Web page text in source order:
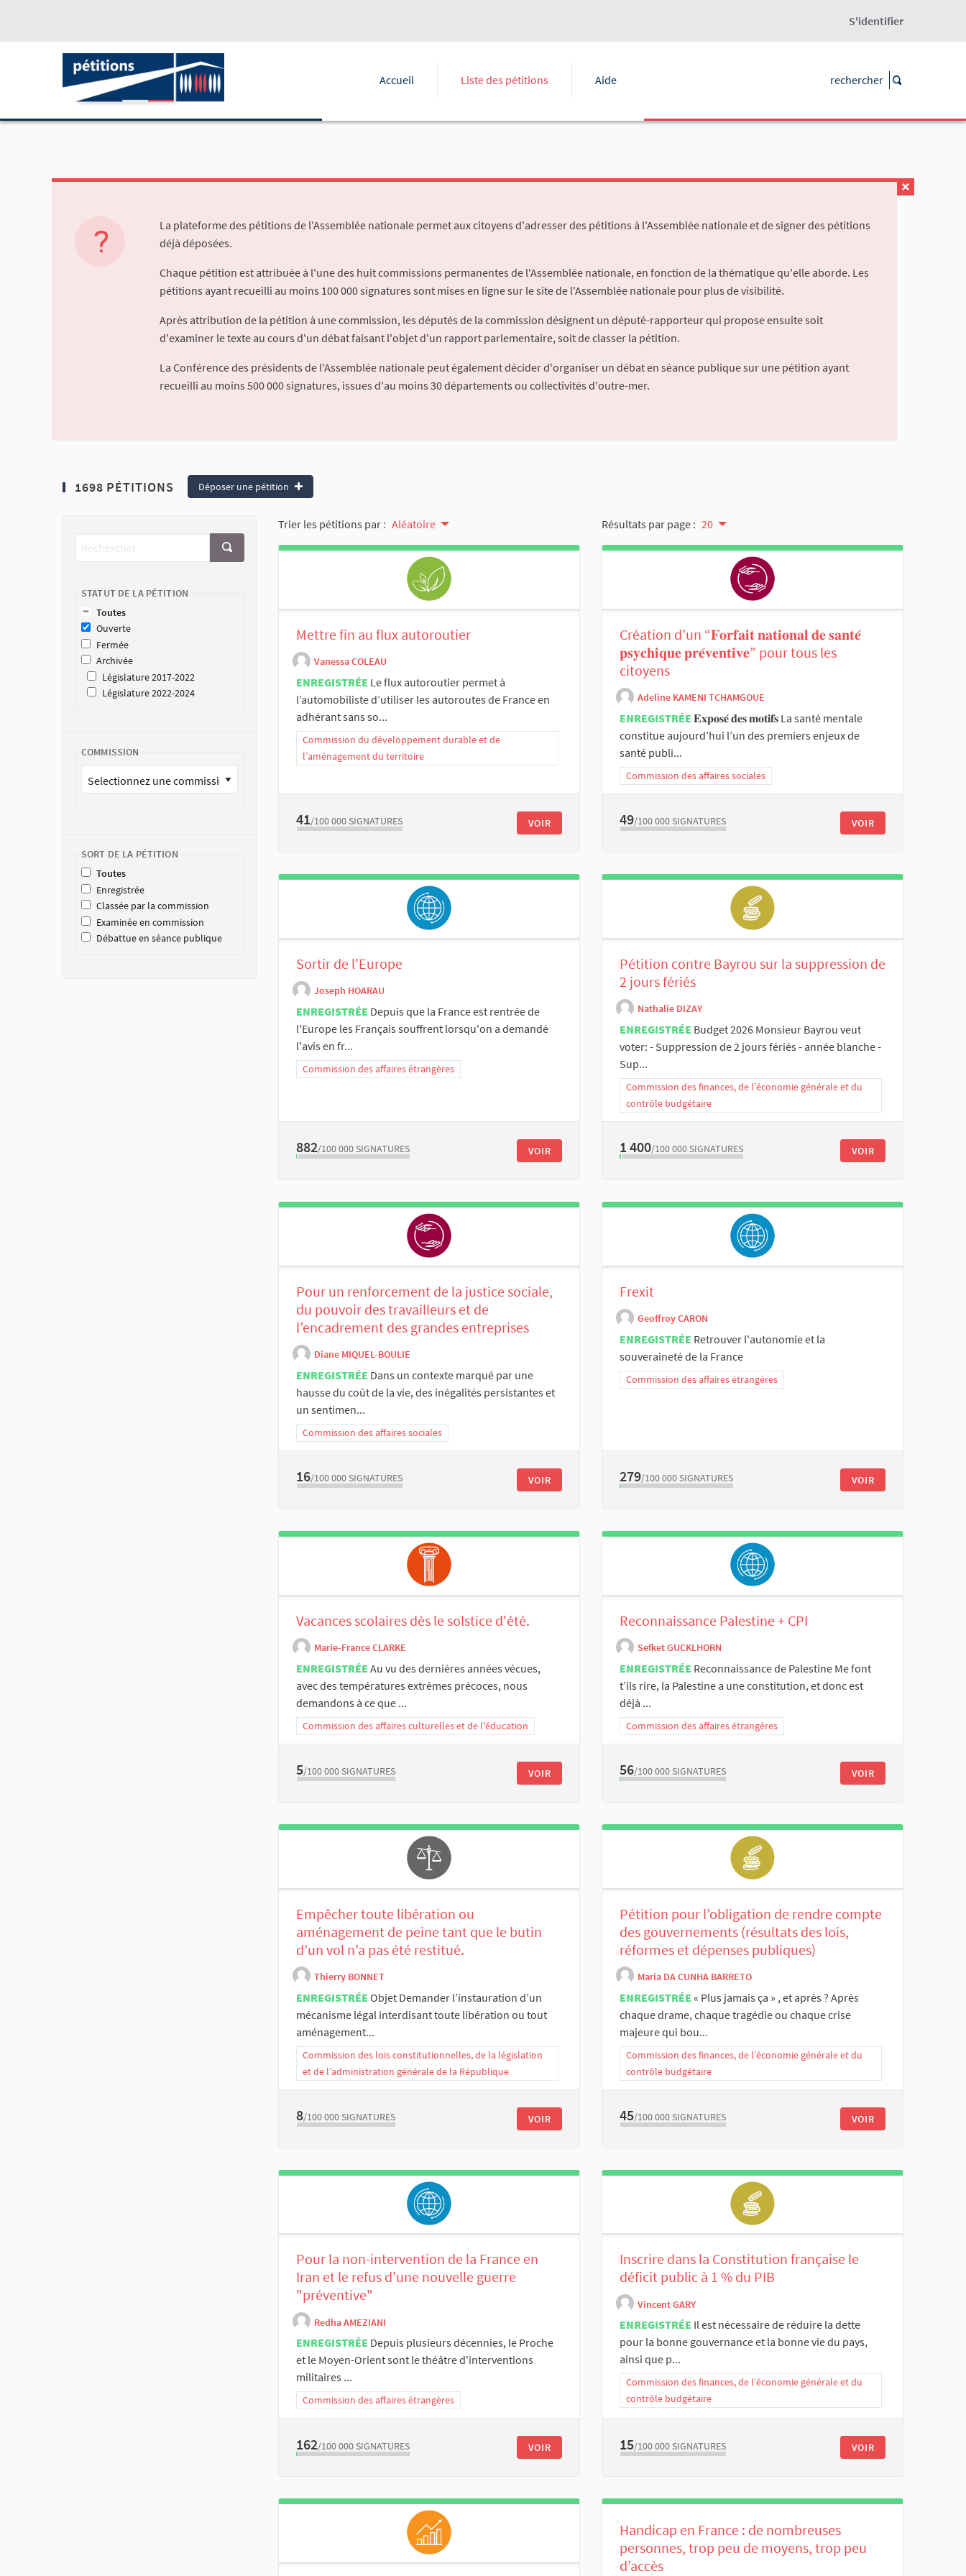
S'identifier
Accueil Liste des pétitions Aide
La plateforme des pétitions de l'Assemblée nationale permet aux citoyens d'adresser des pétitions à l'Assemblée nationale et de signer des pétitions
déjà déposées.
Chaque pétition est attribuée à l'une des huit commissions permanentes de l'Assemblée nationale, en fonction de la thématique qu'elle aborde. Les
pétitions ayant recueilli au moins 100 000 signatures sont mises en ligne sur le site de l'Assemblée nationale pour plus de visibilité.
Après attribution de la pétition à une commission, les députés de la commission désignent un député-rapporteur qui propose ensuite soit
d'examiner le texte au cours d'un débat faisant l'objet d'un rapport parlementaire, soit de classer la pétition.
La Conférence des présidents de l'Assemblée nationale peut également décider d'organiser un débat en séance publique sur une pétition ayant
recueilli au moins 500 000 signatures, issues d'au moins 30 départements ou collectivités d'outre-mer.
1698 PÉTITIONS Déposer une pétition
STATUT DE LA PÉTITION
Toutes
Ouverte
Fermée
Archivée
Législature 2017-2022
Législature 2022-2024
COMMISSION
SORT DE LA PÉTITION
Toutes
Enregistrée
Classée par la commission
Examinée en commission
Débattue en séance publique
Trier les pétitions par : Aléatoire Résultats par page : 20
Mettre fin au flux autoroutier
Vanessa COLEAU
ENREGISTRÉE Le flux autoroutier permet à
l’automobiliste d’utiliser les autoroutes de France en
adhérant sans so...
Commission du développement durable et de
l’aménagement du territoire
41/100 000 SIGNATURES VOIR
Création d’un “𝐅𝐨𝐫𝐟𝐚𝐢𝐭 𝐧𝐚𝐭𝐢𝐨𝐧𝐚𝐥 𝐝𝐞 𝐬𝐚𝐧𝐭𝐞́
𝐩𝐬𝐲𝐜𝐡𝐢𝐪𝐮𝐞 𝐩𝐫𝐞́𝐯𝐞𝐧𝐭𝐢𝐯𝐞” pour tous les
citoyens
Adeline KAMENI TCHAMGOUE
ENREGISTRÉE 𝐄𝐱𝐩𝐨𝐬𝐞́ 𝐝𝐞𝐬 𝐦𝐨𝐭𝐢𝐟𝐬 La santé mentale
constitue aujourd’hui l’un des premiers enjeux de
santé publi...
Commission des affaires sociales
49/100 000 SIGNATURES VOIR
Sortir de l'Europe
Joseph HOARAU
ENREGISTRÉE Depuis que la France est rentrée de
l'Europe les Français souffrent lorsqu'on a demandé
l'avis en fr...
Commission des affaires étrangères
882/100 000 SIGNATURES VOIR
Pétition contre Bayrou sur la suppression de
2 jours fériés
Nathalie DIZAY
ENREGISTRÉE Budget 2026 Monsieur Bayrou veut
voter: - Suppression de 2 jours fériés - année blanche -
Sup...
Commission des finances, de l’économie générale et du
contrôle budgétaire
1 400/100 000 SIGNATURES VOIR
Pour un renforcement de la justice sociale,
du pouvoir des travailleurs et de
l’encadrement des grandes entreprises
Diane MIQUEL-BOULIE
ENREGISTRÉE Dans un contexte marqué par une
hausse du coût de la vie, des inégalités persistantes et
un sentimen...
Commission des affaires sociales
16/100 000 SIGNATURES VOIR
Frexit
Geoffroy CARON
ENREGISTRÉE Retrouver l'autonomie et la
souveraineté de la France
Commission des affaires étrangères
279/100 000 SIGNATURES VOIR
Vacances scolaires dès le solstice d'été.
Marie-France CLARKE
ENREGISTRÉE Au vu des dernières années vécues,
avec des températures extrêmes précoces, nous
demandons à ce que ...
Commission des affaires culturelles et de l'éducation
5/100 000 SIGNATURES VOIR
Reconnaissance Palestine + CPI
Sefket GUCKLHORN
ENREGISTRÉE Reconnaissance de Palestine Me font
t’ils rire, la Palestine a une constitution, et donc est
déjà ...
Commission des affaires étrangères
56/100 000 SIGNATURES VOIR
Empêcher toute libération ou
aménagement de peine tant que le butin
d’un vol n’a pas été restitué.
Thierry BONNET
ENREGISTRÉE Objet Demander l’instauration d’un
mécanisme légal interdisant toute libération ou tout
aménagement...
Commission des lois constitutionnelles, de la législation
et de l’administration générale de la République
8/100 000 SIGNATURES VOIR
Pétition pour l’obligation de rendre compte
des gouvernements (résultats des lois,
réformes et dépenses publiques)
Maria DA CUNHA BARRETO
ENREGISTRÉE « Plus jamais ça » , et après ? Après
chaque drame, chaque tragédie ou chaque crise
majeure qui bou...
Commission des finances, de l’économie générale et du
contrôle budgétaire
45/100 000 SIGNATURES VOIR
Pour la non-intervention de la France en
Iran et le refus d’une nouvelle guerre
"préventive"
Redha AMEZIANI
ENREGISTRÉE Depuis plusieurs décennies, le Proche
et le Moyen-Orient sont le théâtre d'interventions
militaires ...
Commission des affaires étrangères
162/100 000 SIGNATURES VOIR
Inscrire dans la Constitution française le
déficit public à 1 % du PIB
Vincent GARY
ENREGISTRÉE Il est nécessaire de réduire la dette
pour la bonne gouvernance et la bonne vie du pays,
ainsi que p...
Commission des finances, de l’économie générale et du
contrôle budgétaire
15/100 000 SIGNATURES VOIR
Handicap en France : de nombreuses
personnes, trop peu de moyens, trop peu
d’accès